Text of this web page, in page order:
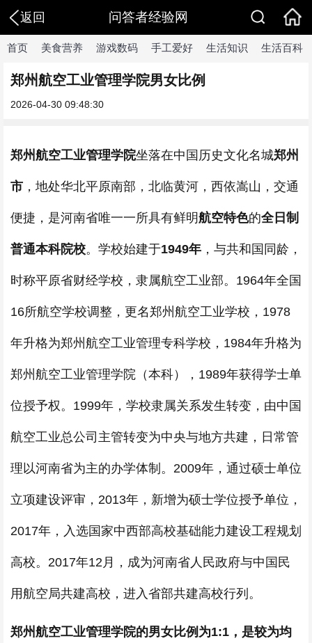
返回 问答者经验网
首页 美食营养 游戏数码 手工爱好 生活知识 生活百科
郑州航空工业管理学院男女比例
2026-04-30 09:48:30
郑州航空工业管理学院坐落在中国历史文化名城郑州
市 ，地处华北平原南部，北临黄河，西依嵩山，交通
便捷，是河南省唯一一所具有鲜明航空特色的全日制
普通本科院校。学校始建于1949年 ，与共和国同龄，
时称平原省财经学校，隶属航空工业部。1964年全国
16所航空学校调整，更名郑州航空工业学校，1978
年升格为郑州航空工业管理专科学校，1984年升格为
郑州航空工业管理学院（本科），1989年获得学士单
位授予权。1999年，学校隶属关系发生转变，由中国
航空工业总公司主管转变为中央与地方共建，日常管
理以河南省为主的办学体制。2009年，通过硕士单位
立项建设评审，2013年，新增为硕士学位授予单位，
2017年，入选国家中西部高校基础能力建设工程规划
高校。2017年12月，成为河南省人民政府与中国民
用航空局共建高校，进入省部共建高校行列。
郑州航空工业管理学院的男女比例为1:1，是较为均